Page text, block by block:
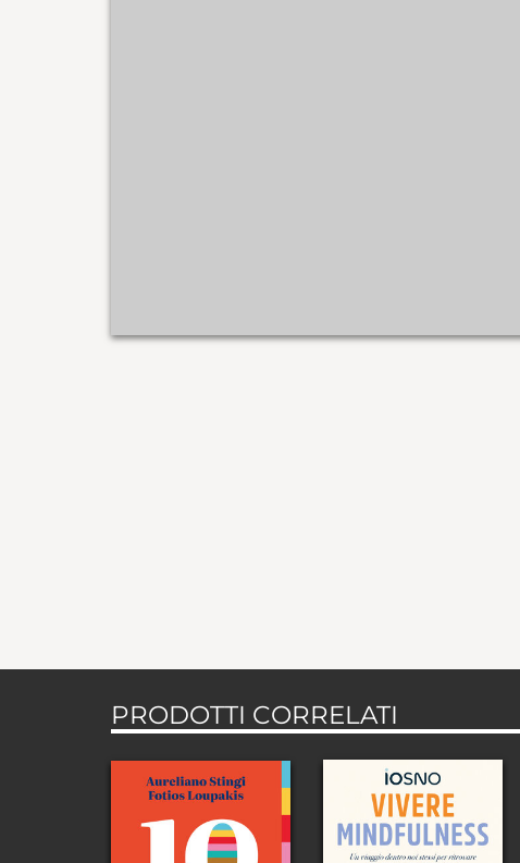
PRODOTTI CORRELATI